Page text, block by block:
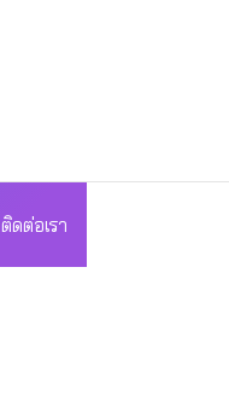
ติดต่อเรา